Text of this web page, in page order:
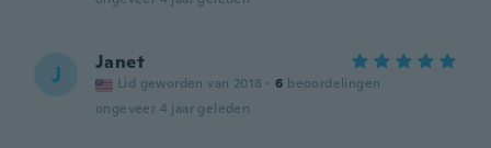
J Janet
Lid geworden van 2018 · 6 beoordelingen
ongeveer 4 jaar geleden